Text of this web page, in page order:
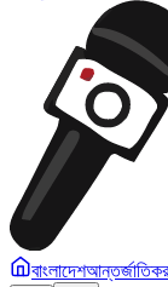
বাংলাদেশআন্তর্জাতিক